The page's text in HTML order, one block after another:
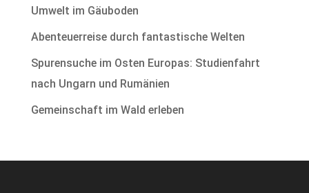
Umwelt im Gäuboden
Abenteuerreise durch fantastische Welten
Spurensuche im Osten Europas: Studienfahrt
nach Ungarn und Rumänien
Gemeinschaft im Wald erleben